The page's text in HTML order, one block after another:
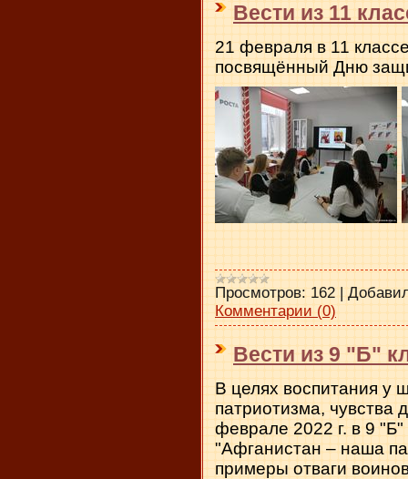
Вести из 11
21 февраля в 11
посвящённый Дню
Просмотров: 162 |
Комментарии (0)
Вести из 9 "Б"
В целях воспитания у
патриотизма, чувства
феврале 2022 г. в 9
"Афганистан – наша
примеры отваги